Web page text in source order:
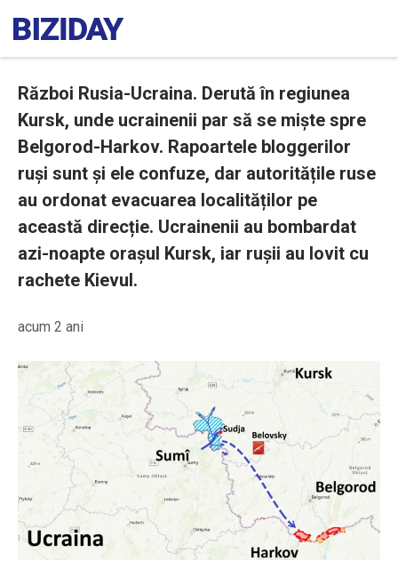
Război Rusia-Ucraina. Derută în regiunea
Kursk, unde ucrainenii par să se miște spre
Belgorod-Harkov. Rapoartele bloggerilor
ruși sunt și ele confuze, dar autoritățile ruse
au ordonat evacuarea localităților pe
această direcție. Ucrainenii au bombardat
azi-noapte orașul Kursk, iar rușii au lovit cu
rachete Kievul.
acum 2 ani